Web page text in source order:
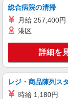
パート
丸亀製麺日立店
総合病院の清掃
月給 257,400円
港区
詳細を
レジ・商品陳列ス
時給 1,180円